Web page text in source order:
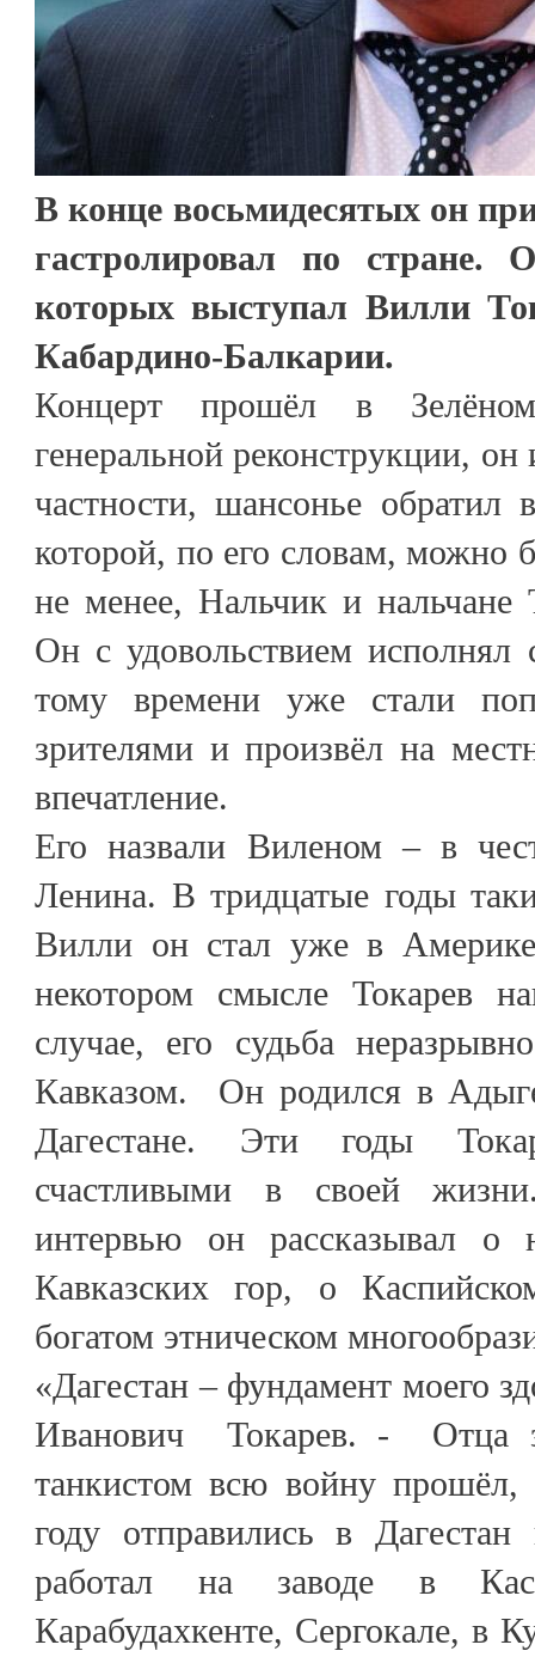
В конце восьмидесятых он
гастролировал по стране.
которых выступал Вилли
Кабардино-Балкарии.
Концерт прошёл в
генеральной реконструкции,
частности, шансонье обратил
которой, по его словам, можно
не менее, Нальчик и нальчане
Он с удовольствием исполнял
тому времени уже стали
зрителями и произвёл на
впечатление.
Его назвали Виленом – в
Ленина. В тридцатые годы
Вилли он стал уже в
некотором смысле Токарев
случае, его судьба
Кавказом. Он родился в
Дагестане. Эти годы
счастливыми в своей
интервью он рассказывал о
Кавказских гор, о
богатом этническом
«Дагестан – фундамент моего
Иванович Токарев. - Отца
танкистом всю войну
году отправились в
работал на заводе в
Карабудахкенте, Сергокале, в